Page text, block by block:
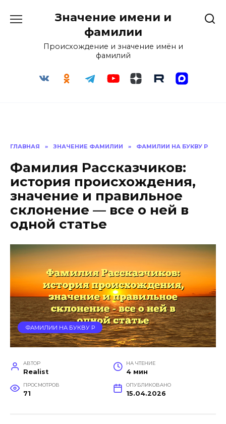
Значение имени и
фамилии
Происхождение и значение имён и
фамилий
ГЛАВНАЯ » ЗНАЧЕНИЕ ФАМИЛИИ » ФАМИЛИИ НА БУКВУ Р
Фамилия Рассказчиков:
история происхождения,
значение и правильное
склонение — все о ней в
одной статье
ФАМИЛИИ НА БУКВУ Р
АВТОР
Realist
НА ЧТЕНИЕ
4 мин
ПРОСМОТРОВ
71
ОПУБЛИКОВАНО
15.04.2026